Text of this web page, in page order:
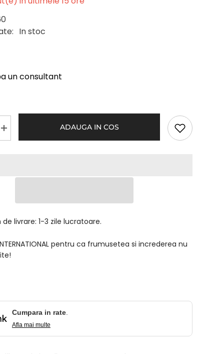
In stoc
un consultant
Mareste
cantitatea
ADAUGA IN COS
livrare: 1-3 zile lucratoare.
pentru ca frumusetea si increderea nu
Cumpara in rate.
Afla mai multe